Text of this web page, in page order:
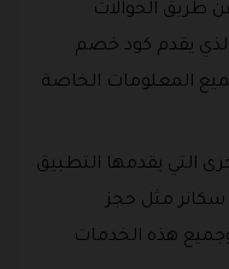
طريق الحوالات
الذي يقدم كود خصم
المعلومات الخاصة
التي يقدمها التطبيق
مثل حجز
هذه الخدمات